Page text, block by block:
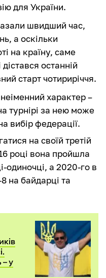
для України.
швидший час,
а оскільки
на країну, саме
останній
старт чотириріччя.
характер –
турнірі за нею може
вибір федерації.
на своїй третій
році вона пройшла
одиночці, а 2020-го в
на байдарці та
– у